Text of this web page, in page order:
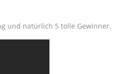
und natürlich 5 tolle Gewinner.